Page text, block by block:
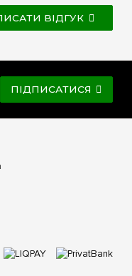
ВІДГУК
ПІДПИСАТИСЯ